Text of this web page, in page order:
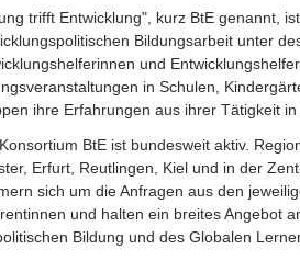
trifft Entwicklung", kurz BtE genannt,
Bildungsarbeit unter
und
in Schulen,
ihre Erfahrungen aus ihrer Tätigkeit
BtE ist bundesweit aktiv.
Erfurt, Reutlingen, Kiel und in der
sich um die Anfragen aus den
und halten ein breites Angebot
Bildung und des Globalen